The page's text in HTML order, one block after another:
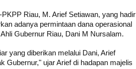
Riau, M. Arief Setiawan, yang hadir
adanya permintaan dana operasional
Gubernur Riau, Dani M Nursalam.
yang diberikan melalui Dani, Arief
Gubernur," ujar Arief di hadapan majelis